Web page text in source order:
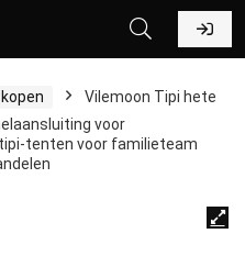
Vilemoon Tipi hete
voor
tenten voor familieteam